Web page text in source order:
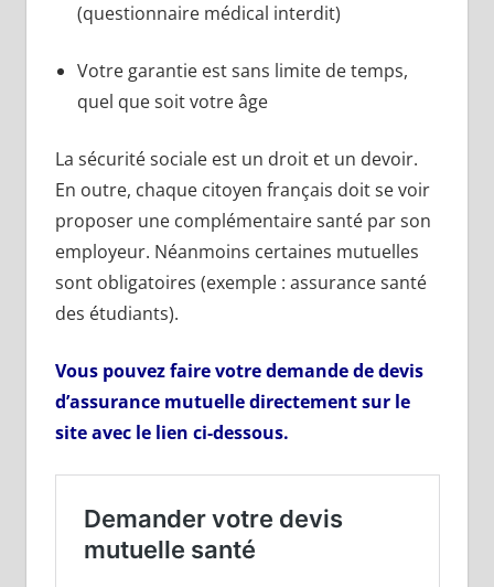
(questionnaire médical interdit)
Votre garantie est sans limite de temps,
quel que soit votre âge
La sécurité sociale est un droit et un devoir.
En outre, chaque citoyen français doit se voir
proposer une complémentaire santé par son
employeur. Néanmoins certaines mutuelles
sont obligatoires (exemple : assurance santé
des étudiants).
Vous pouvez faire votre demande de devis
d’assurance mutuelle directement sur le
site avec le lien ci-dessous.